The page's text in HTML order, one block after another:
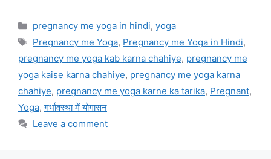
Categories
pregnancy me yoga in hindi, yoga
Tags
Pregnancy me Yoga, Pregnancy me Yoga in Hindi,
pregnancy me yoga kab karna chahiye, pregnancy me
yoga kaise karna chahiye, pregnancy me yoga karna
chahiye, pregnancy me yoga karne ka tarika, Pregnant,
Yoga,गर्भावस्था में योगासन
Leave a comment